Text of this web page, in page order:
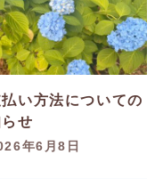
い方法についての
せ
年6月8日